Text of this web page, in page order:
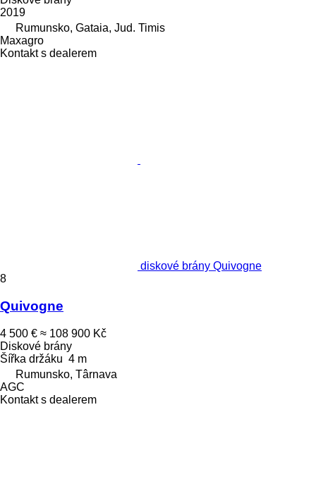
2019
Rumunsko, Gataia, Jud. Timis
Maxagro
Kontakt s dealerem
diskové brány Quivogne
8
Quivogne
4 500 € ≈ 108 900 Kč
Diskové brány
Šířka držáku 4 m
Rumunsko, Târnava
AGC
Kontakt s dealerem